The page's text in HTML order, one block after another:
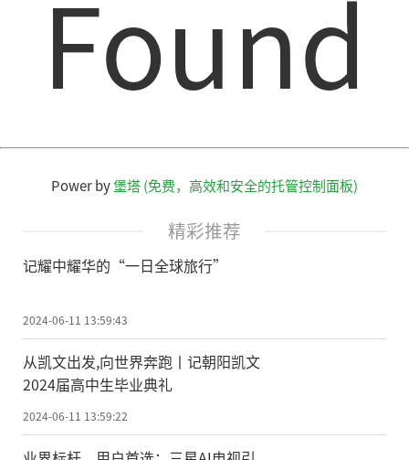
Found
Power by堡塔 (免费，高效和安全的托管控制面板)
精彩推荐
记耀中耀华的“一日全球旅行”
2024-06-11 13:59:43
从凯文出发,向世界奔跑丨记朝阳凯文
2024届高中生毕业典礼
2024-06-11 13:59:22